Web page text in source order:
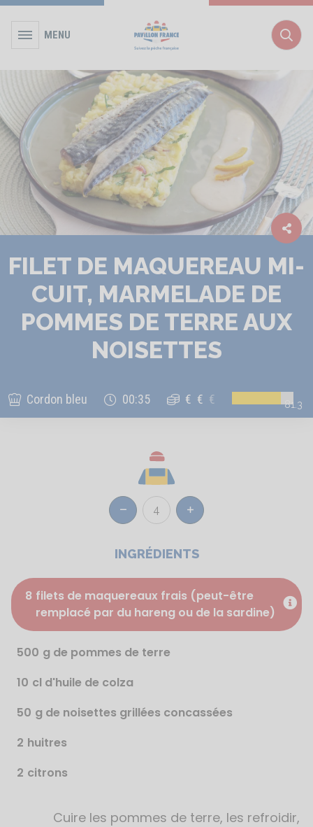
MENU
FILET DE MAQUEREAU MI-
CUIT, MARMELADE DE
POMMES DE TERRE AUX
NOISETTES
Cordon bleu 00:35 € € € 81.3
Réduire 4 Augmenter
INGRÉDIENTS
8 filets de maquereaux frais (peut-être
remplacé par du hareng ou de la sardine)
500 g de pommes de terre
10 cl d'huile de colza
50 g de noisettes grillées concassées
2 huitres
2 citrons
Cuire les pommes de terre, les refroidir,